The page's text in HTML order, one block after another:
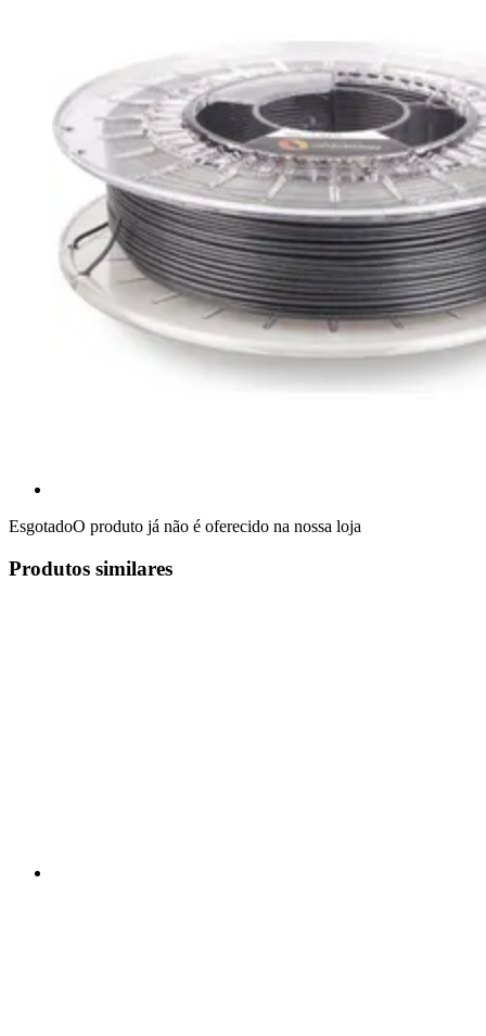
EsgotadoO produto já não é oferecido na nossa loja
Produtos similares